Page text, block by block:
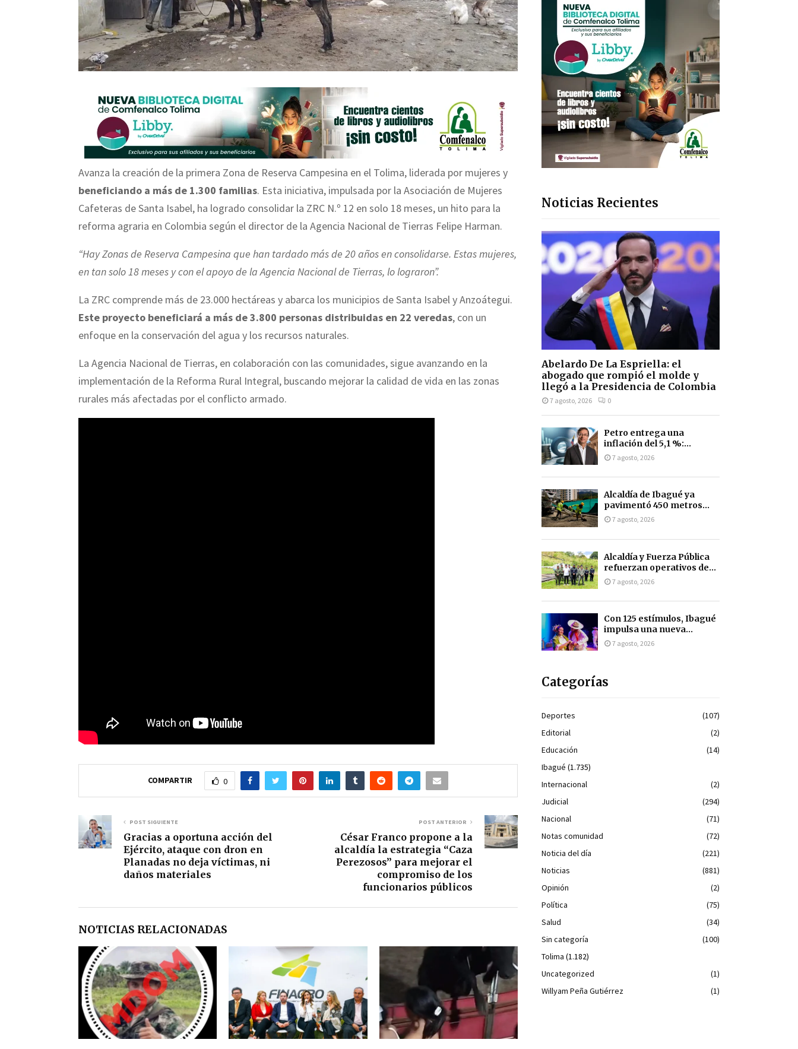
Avanza la creación de la primera Zona de Reserva Campesina en el Tolima, liderada por mujeres y
beneficiando a más de 1.300 familias. Esta iniciativa, impulsada por la Asociación de Mujeres
Cafeteras de Santa Isabel, ha logrado consolidar la ZRC N.º 12 en solo 18 meses, un hito para la
reforma agraria en Colombia según el director de la Agencia Nacional de Tierras Felipe Harman.
“Hay Zonas de Reserva Campesina que han tardado más de 20 años en consolidarse. Estas mujeres,
en tan solo 18 meses y con el apoyo de la Agencia Nacional de Tierras, lo lograron”.
La ZRC comprende más de 23.000 hectáreas y abarca los municipios de Santa Isabel y Anzoátegui.
Este proyecto beneficiará a más de 3.800 personas distribuidas en 22 veredas, con un
enfoque en la conservación del agua y los recursos naturales.
La Agencia Nacional de Tierras, en colaboración con las comunidades, sigue avanzando en la
implementación de la Reforma Rural Integral, buscando mejorar la calidad de vida en las zonas
rurales más afectadas por el conflicto armado.
COMPARTIR 0
POST SIGUIENTE
Gracias a oportuna acción del
Ejército, ataque con dron en
Planadas no deja víctimas, ni
daños materiales
POST ANTERIOR
César Franco propone a la
alcaldía la estrategia “Caza
Perezosos” para mejorar el
compromiso de los
funcionarios públicos
NOTICIAS RELACIONADAS
Noticias Recientes
Abelardo De La Espriella: el
abogado que rompió el molde y
llegó a la Presidencia de Colombia
7 agosto, 2026 0
Petro entrega una
inflación del 5,1 %:...
7 agosto, 2026
Alcaldía de Ibagué ya
pavimentó 450 metros...
7 agosto, 2026
Alcaldía y Fuerza Pública
refuerzan operativos de...
7 agosto, 2026
Con 125 estímulos, Ibagué
impulsa una nueva...
7 agosto, 2026
Categorías
Deportes
(107)
Editorial
(2)
Educación
(14)
Ibagué (1.735)
Internacional
(2)
Judicial
(294)
Nacional
(71)
Notas comunidad
(72)
Noticia del día
(221)
Noticias
(881)
Opinión
(2)
Política
(75)
Salud
(34)
Sin categoría
(100)
Tolima (1.182)
Uncategorized
(1)
Willyam Peña Gutiérrez
(1)